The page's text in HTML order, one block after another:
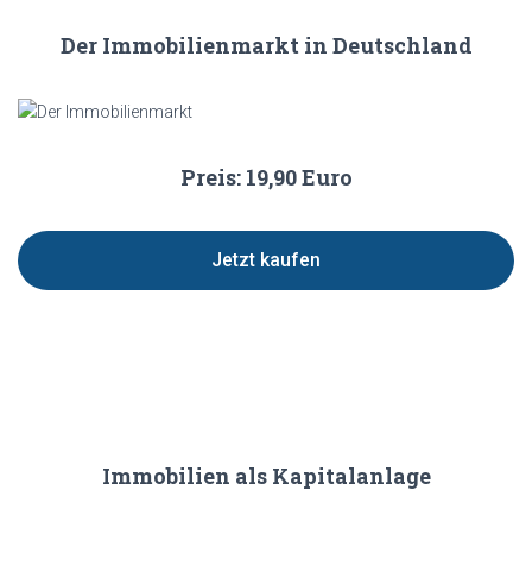
Der Immobilienmarkt in Deutschland
Preis: 19,90 Euro
Jetzt kaufen
Immobilien als Kapitalanlage